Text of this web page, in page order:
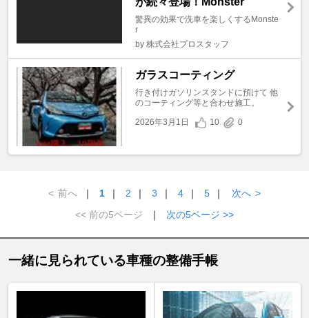
驚異の効果で洗車を楽しくするMonste
r
by 株式会社プロスタッフ
ガラスコーティング
行き付けガソリンスタンドに預けて 他
のコーティング等と合わせ施工。
2026年3月1日
10 0
< 前へ ｜ 1 ｜ 2 ｜ 3 ｜ 4 ｜ 5 ｜ 次へ >
<< 前の5ページ
｜ 次の5ページ >>
一緒に見られている車種の整備手帳